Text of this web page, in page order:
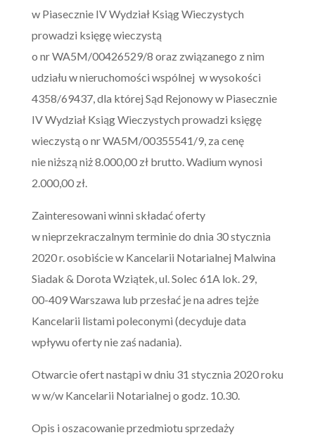
w Piasecznie IV Wydział Ksiąg Wieczystych
prowadzi księgę wieczystą
o nr WA5M/00426529/8 oraz związanego z nim
udziału w nieruchomości wspólnej w wysokości
4358/69437, dla której Sąd Rejonowy w Piasecznie
IV Wydział Ksiąg Wieczystych prowadzi księgę
wieczystą o nr WA5M/00355541/9, za cenę
nie niższą niż 8.000,00 zł brutto. Wadium wynosi
2.000,00 zł.
Zainteresowani winni składać oferty
w nieprzekraczalnym terminie do dnia 30 stycznia
2020 r. osobiście w Kancelarii Notarialnej Malwina
Siadak & Dorota Wziątek, ul. Solec 61A lok. 29,
00-409 Warszawa lub przesłać je na adres tejże
Kancelarii listami poleconymi (decyduje data
wpływu oferty nie zaś nadania).
Otwarcie ofert nastąpi w dniu 31 stycznia 2020 roku
w w/w Kancelarii Notarialnej o godz. 10.30.
Opis i oszacowanie przedmiotu sprzedaży